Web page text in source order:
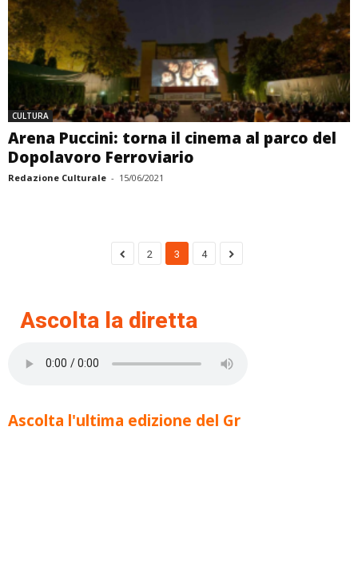
CULTURA
Arena Puccini: torna il cinema al parco del
Dopolavoro Ferroviario
Redazione Culturale - 15/06/2021
2 3 4
Ascolta la diretta
Ascolta l'ultima edizione del Gr